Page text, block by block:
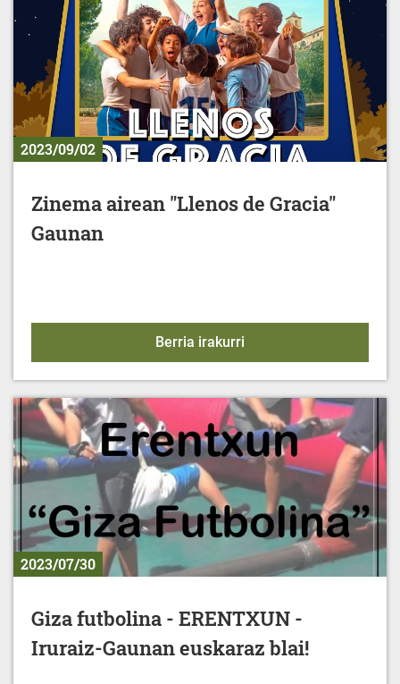
2023/09/02
Zinema airean "Llenos de Gracia"
Gaunan
Berria irakurri
2023/07/30
Giza futbolina - ERENTXUN -
Iruraiz-Gaunan euskaraz blai!